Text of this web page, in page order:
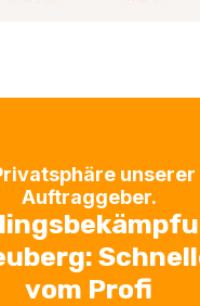
unserer
Auftraggeber.
vom Profi